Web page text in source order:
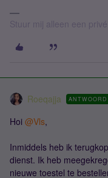
Stuur mij alleen een
Roeqajja ANTWOORD
Hoi @Vls,
Inmiddels heb ik
dienst. Ik heb
nieuwe toestel te